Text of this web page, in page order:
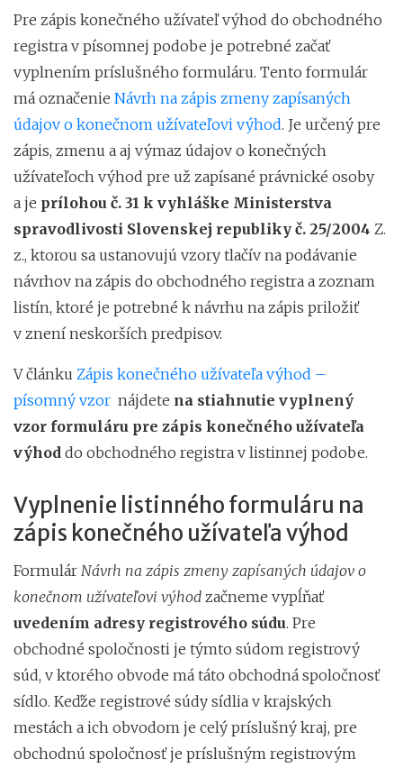
Pre zápis konečného užívateľ výhod do obchodného
registra v písomnej podobe je potrebné začať
vyplnením príslušného formuláru. Tento formulár
má označenie Návrh na zápis zmeny zapísaných
údajov o konečnom užívateľovi výhod. Je určený pre
zápis, zmenu a aj výmaz údajov o konečných
užívateľoch výhod pre už zapísané právnické osoby
a je prílohou č. 31 k vyhláške Ministerstva
spravodlivosti Slovenskej republiky č. 25/2004 Z.
z., ktorou sa ustanovujú vzory tlačív na podávanie
návrhov na zápis do obchodného registra a zoznam
listín, ktoré je potrebné k návrhu na zápis priložiť
v znení neskorších predpisov.
V článku Zápis konečného užívateľa výhod –
písomný vzor nájdete na stiahnutie vyplnený
vzor formuláru pre zápis konečného užívateľa
výhod do obchodného registra v listinnej podobe.
Vyplnenie listinného formuláru na
zápis konečného užívateľa výhod
Formulár Návrh na zápis zmeny zapísaných údajov o
konečnom užívateľovi výhod začneme vypĺňať
uvedením adresy registrového súdu. Pre
obchodné spoločnosti je týmto súdom registrový
súd, v ktorého obvode má táto obchodná spoločnosť
sídlo. Keďže registrové súdy sídlia v krajských
mestách a ich obvodom je celý príslušný kraj, pre
obchodnú spoločnosť je príslušným registrovým